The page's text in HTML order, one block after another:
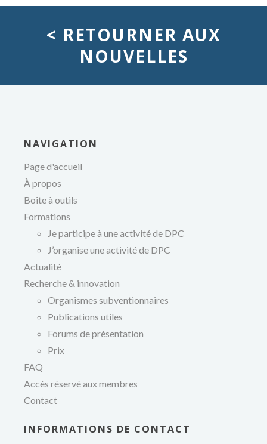
de
< RETOURNER AUX
NOUVELLES
NAVIGATION
Page d'accueil
À propos
Boîte à outils
Formations
Je participe à une activité de DPC
J’organise une activité de DPC
Actualité
Recherche & innovation
Organismes subventionnaires
Publications utiles
Forums de présentation
Prix
FAQ
Accès réservé aux membres
Contact
INFORMATIONS DE CONTACT